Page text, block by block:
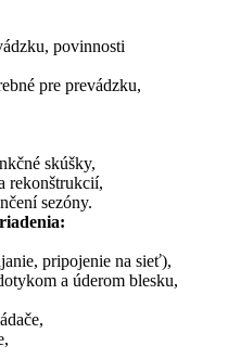
povinnosti
pre prevádzku,
skúšky,
rekonštrukcií,
sezóny.
pripojenie na sieť),
a úderom blesku,